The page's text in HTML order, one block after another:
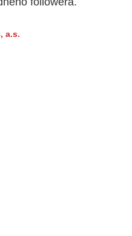
a.s.